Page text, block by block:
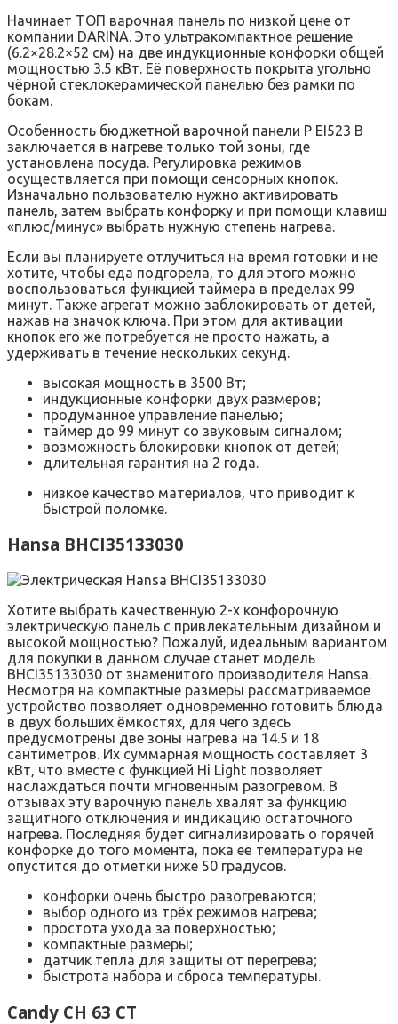
Начинает ТОП варочная панель по низкой цене от
компании DARINA. Это ультракомпактное решение
(6.2×28.2×52 см) на две индукционные конфорки общей
мощностью 3.5 кВт. Её поверхность покрыта угольно
чёрной стеклокерамической панелью без рамки по
бокам.
Особенность бюджетной варочной панели P EI523 B
заключается в нагреве только той зоны, где
установлена посуда. Регулировка режимов
осуществляется при помощи сенсорных кнопок.
Изначально пользователю нужно активировать
панель, затем выбрать конфорку и при помощи клавиш
«плюс/минус» выбрать нужную степень нагрева.
Если вы планируете отлучиться на время готовки и не
хотите, чтобы еда подгорела, то для этого можно
воспользоваться функцией таймера в пределах 99
минут. Также агрегат можно заблокировать от детей,
нажав на значок ключа. При этом для активации
кнопок его же потребуется не просто нажать, а
удерживать в течение нескольких секунд.
высокая мощность в 3500 Вт;
индукционные конфорки двух размеров;
продуманное управление панелью;
таймер до 99 минут со звуковым сигналом;
возможность блокировки кнопок от детей;
длительная гарантия на 2 года.
низкое качество материалов, что приводит к
быстрой поломке.
Hansa BHCI35133030
Хотите выбрать качественную 2-х конфорочную
электрическую панель с привлекательным дизайном и
высокой мощностью? Пожалуй, идеальным вариантом
для покупки в данном случае станет модель
BHCI35133030 от знаменитого производителя Hansa.
Несмотря на компактные размеры рассматриваемое
устройство позволяет одновременно готовить блюда
в двух больших ёмкостях, для чего здесь
предусмотрены две зоны нагрева на 14.5 и 18
сантиметров. Их суммарная мощность составляет 3
кВт, что вместе с функцией Hi Light позволяет
наслаждаться почти мгновенным разогревом. В
отзывах эту варочную панель хвалят за функцию
защитного отключения и индикацию остаточного
нагрева. Последняя будет сигнализировать о горячей
конфорке до того момента, пока её температура не
опустится до отметки ниже 50 градусов.
конфорки очень быстро разогреваются;
выбор одного из трёх режимов нагрева;
простота ухода за поверхностью;
компактные размеры;
датчик тепла для защиты от перегрева;
быстрота набора и сброса температуры.
Candy CH 63 CT